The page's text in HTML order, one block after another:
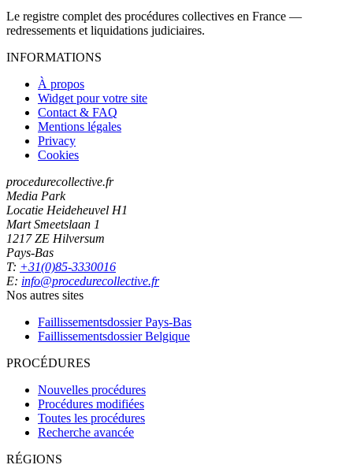
Le registre complet des procédures collectives en France —
redressements et liquidations judiciaires.
INFORMATIONS
À propos
Widget pour votre site
Contact & FAQ
Mentions légales
Privacy
Cookies
procedurecollective.fr
Media Park
Locatie Heideheuvel H1
Mart Smeetslaan 1
1217 ZE Hilversum
Pays-Bas
T: +31(0)85-3330016
E: info@procedurecollective.fr
Nos autres sites
Faillissementsdossier Pays-Bas
Faillissementsdossier Belgique
PROCÉDURES
Nouvelles procédures
Procédures modifiées
Toutes les procédures
Recherche avancée
RÉGIONS